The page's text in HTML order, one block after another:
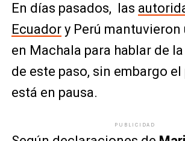
En días pasados, las
Ecuadory Perú mantuvieron
en Machala para hablar de
de este paso, sin embargo
está en pausa.
PUBLICIDAD